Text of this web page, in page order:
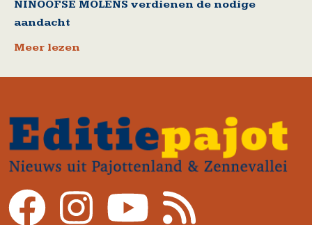
NINOOFSE MOLENS verdienen de nodige
aandacht
Meer lezen